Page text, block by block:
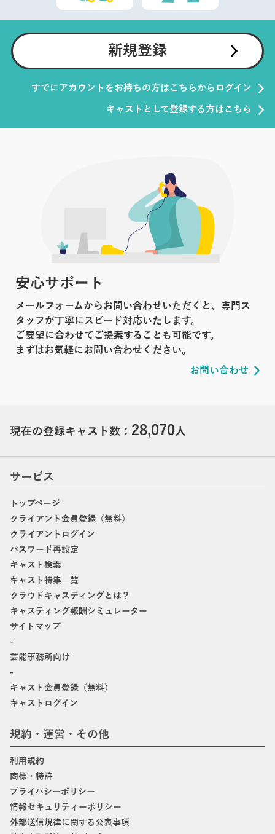
新規登録
すでにアカウントをお持ちの方はこちらからログイン
キャストとして登録する方はこちら
安心サポート
メールフォームからお問い合わせいただくと、専門ス
タッフが丁寧にスピード対応いたします。
ご要望に合わせてご提案することも可能です。
まずはお気軽にお問い合わせください。
お問い合わせ
現在の登録キャスト数： 28,070人
サービス
トップページ
クライアント会員登録（無料）
クライアントログイン
パスワード再設定
キャスト検索
キャスト特集一覧
クラウドキャスティングとは？
キャスティング報酬シミュレーター
サイトマップ
-
芸能事務所向け
-
キャスト会員登録（無料）
キャストログイン
規約・運営・その他
利用規約
商標・特許
プライバシーポリシー
情報セキュリティーポリシー
外部送信規律に関する公表事項